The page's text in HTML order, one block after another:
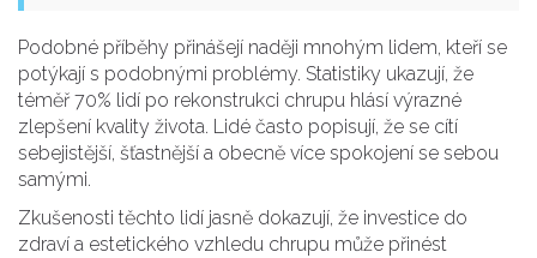
Podobné příběhy přinášejí naději mnohým lidem, kteří se
potýkají s podobnými problémy. Statistiky ukazují, že
téměř 70% lidí po rekonstrukci chrupu hlásí výrazné
zlepšení kvality života. Lidé často popisují, že se cítí
sebejistější, šťastnější a obecně více spokojení se sebou
samými.
Zkušenosti těchto lidí jasně dokazují, že investice do
zdraví a estetického vzhledu chrupu může přinést